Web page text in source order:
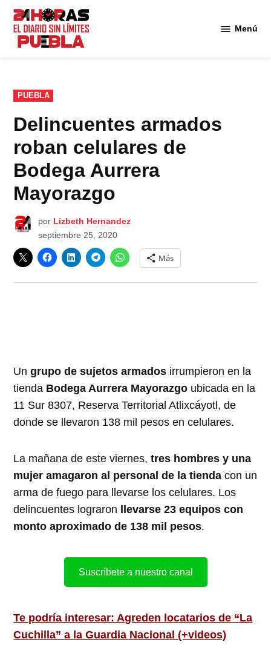
Saltar
contenido
Menú
PUBLICADO
EN
PUEBLA
Delincuentes armados
roban celulares de
Bodega Aurrera
Mayorazgo
por Lizbeth Hernandez
septiembre 25, 2020
Más
Un grupo de sujetos armados irrumpieron en la
tienda Bodega Aurrera Mayorazgo ubicada en la
11 Sur 8307, Reserva Territorial Atlixcáyotl, de
donde se llevaron 138 mil pesos en celulares.
La mañana de este viernes,tres hombres y una
mujer amagaron al personal de la tienda con un
arma de fuego para llevarse los celulares. Los
delincuentes lograron
llevarse 23 equipos con
monto aproximado de 138 mil pesos.
Suscríbete a nuestro canal
Te podría interesar: Agreden locatarios de “La
Cuchilla” a la Guardia Nacional (+videos)